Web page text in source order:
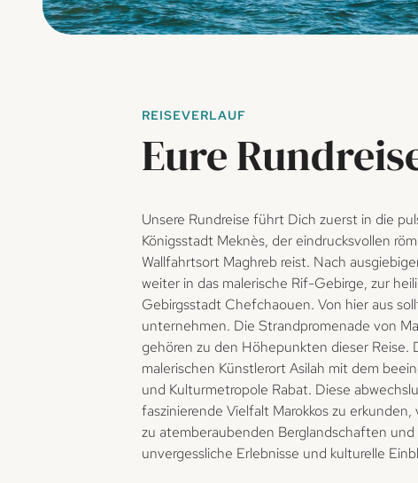
REISEVERLAUF
Eure
Unsere Rundreise führt Dich zuerst in die
Königsstadt Meknès, der eindrucksvollen
Wallfahrtsort Maghreb reist. Nach
weiter in das malerische Rif-Gebirge, zur
Gebirgsstadt Chefchaouen. Von hier aus
unternehmen. Die Strandpromenade von
gehören zu den Höhepunkten dieser
malerischen Künstlerort Asilah mit dem
und Kulturmetropole Rabat. Diese
faszinierende Vielfalt Marokkos zu
zu atemberaubenden Berglandschaften
unvergessliche Erlebnisse und kulturelle